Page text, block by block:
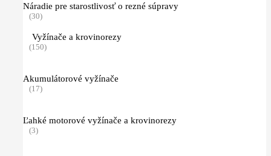
Náradie pre starostlivosť o rezné súpravy
(30)
Vyžínače a krovinorezy
(150)
Akumulátorové vyžínače
(17)
Ľahké motorové vyžínače a krovinorezy
(3)